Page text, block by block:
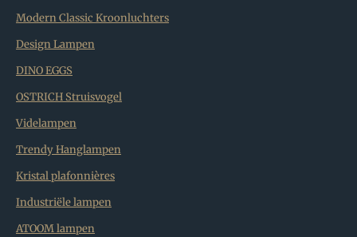
Modern Classic Kroonluchters
Design Lampen
DINO EGGS
OSTRICH Struisvogel
Videlampen
Trendy Hanglampen
Kristal plafonnières
Industriële lampen
ATOOM lampen